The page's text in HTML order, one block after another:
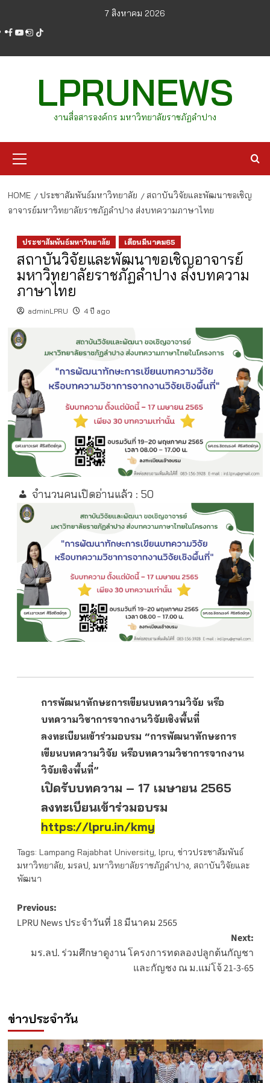
content
7 สิงหาคม 2026
facebook
youtube
instagram
tiktok
LPRUNEWS
งานสื่อสารองค์กร มหาวิทยาลัยราชภัฏลำปาง
Menu
HOME ประชาสัมพันธ์มหาวิทยาลัย
สถาบันวิจัยและพัฒนาขอเชิญ
อาจารย์มหาวิทยาลัยราชภัฏลำปาง ส่งบทความภาษาไทย
ประชาสัมพันธ์มหาวิทยาลัย เดือนมีนาคม65
สถาบันวิจัยและพัฒนาขอเชิญอาจารย์
มหาวิทยาลัยราชภัฏลำปาง ส่งบทความ
ภาษาไทย
adminLPRU 4 ปี ago
จำนวนคนเปิดอ่านแล้ว : 50
การพัฒนาทักษะการเขียนบทความวิจัย หรือ
บทความวิชาการจากงานวิจัยเชิงพื้นที่
ลงทะเบียนเข้าร่วมอบรม “การพัฒนาทักษะการ
เขียนบทความวิจัย หรือบทความวิชาการจากงาน
วิจัยเชิงพื้นที่”
เปิดรับบทความ – 17 เมษายน 2565
ลงทะเบียนเข้าร่วมอบรม
https://lpru.in/kmy
Tags: Lampang Rajabhat University, lpru, ข่าวประชาสัมพันธ์
มหาวิทยาลัย, มรลป, มหาวิทยาลัยราชภัฏลำปาง, สถาบันวิจัยและ
พัฒนา
Post
navigation
Previous:
LPRU News ประจำวันที่ 18 มีนาคม 2565
Next:
มร.ลป. ร่วมศึกษาดูงาน โครงการทดลองปลูกต้นกัญชา
และกัญชง ณ ม.แม่โจ้ 21-3-65
ข่าวประจำวัน